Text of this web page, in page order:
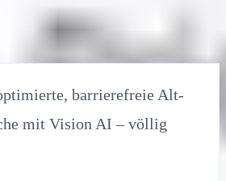
barrierefreie Alt-
mit Vision AI – völlig